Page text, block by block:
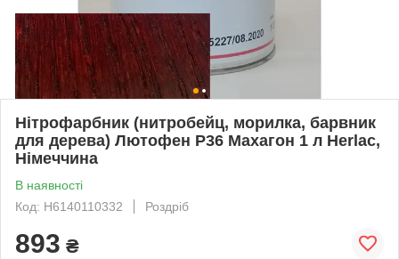
Нітрофарбник (нитробейц, морилка, барвник
для дерева) Лютофен Р36 Махагон 1 л Herlac,
Німеччина
В наявності
Код: H6140110332
Роздріб
893 ₴